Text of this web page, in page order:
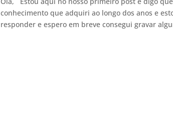
conhecimento que adquiri ao longo dos anos e
responder e espero em breve consegui gravar